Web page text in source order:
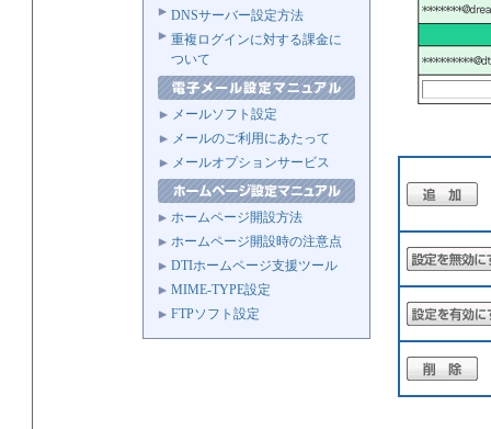
DNSサーバー設定方法
重複ログインに対する課金に
ついて
メールソフト設定
メールのご利用にあたって
メールオプションサービス
ホームページ開設方法
ホームページ開設時の注意点
DTIホームページ支援ツール
MIME-TYPE設定
FTPソフト設定